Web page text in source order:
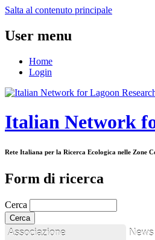
Salta al contenuto principale
User menu
Home
Login
Italian Network
Rete Italiana per la Ricerca Ecologica nelle Zone
Form di ricerca
Cerca
Associazione
News